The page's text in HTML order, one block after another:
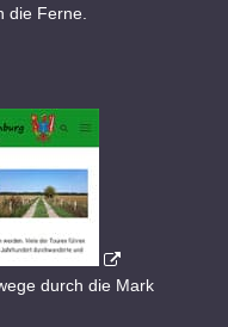
die Ferne.
durch die Mark